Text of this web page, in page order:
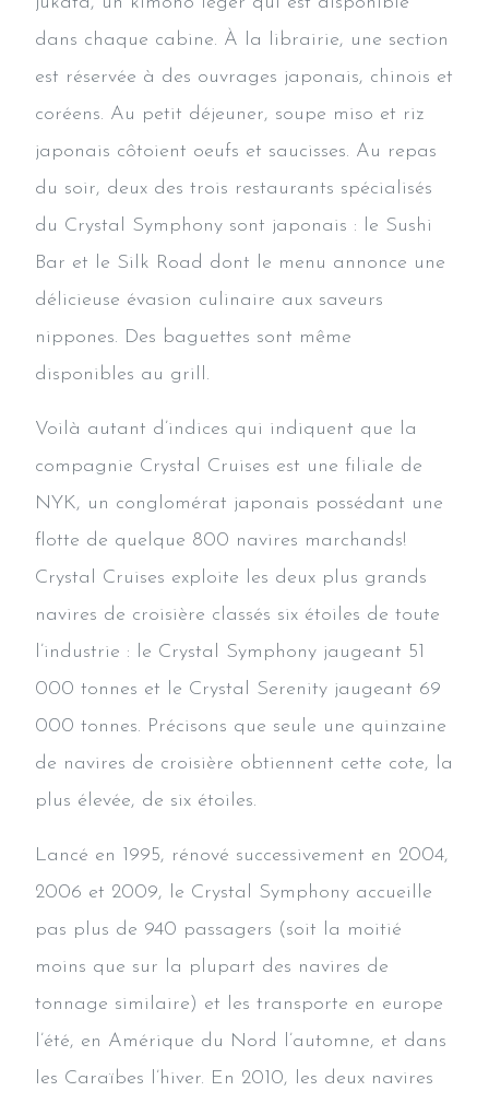
dans chaque cabine. À la librairie, une section
est réservée à des ouvrages japonais, chinois et
coréens. Au petit déjeuner, soupe miso et riz
japonais côtoient oeufs et saucisses. Au repas
du soir, deux des trois restaurants spécialisés
du Crystal Symphony sont japonais : le Sushi
Bar et le Silk Road dont le menu annonce une
délicieuse évasion culinaire aux saveurs
nippones. Des baguettes sont même
disponibles au grill.
Voilà autant d’indices qui indiquent que la
compagnie Crystal Cruises est une filiale de
NYK, un conglomérat japonais possédant une
flotte de quelque 800 navires marchands!
Crystal Cruises exploite les deux plus grands
navires de croisière classés six étoiles de toute
l’industrie : le Crystal Symphony jaugeant 51
000 tonnes et le Crystal Serenity jaugeant 69
000 tonnes. Précisons que seule une quinzaine
de navires de croisière obtiennent cette cote, la
plus élevée, de six étoiles.
Lancé en 1995, rénové successivement en 2004,
2006 et 2009, le Crystal Symphony accueille
pas plus de 940 passagers (soit la moitié
moins que sur la plupart des navires de
tonnage similaire) et les transporte en europe
l’été, en Amérique du Nord l’automne, et dans
les Caraïbes l’hiver. En 2010, les deux navires